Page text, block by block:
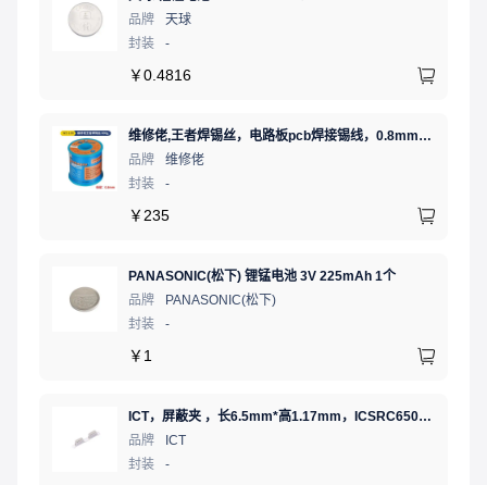
品牌
天球
封装
-
￥0.4816
维修佬,王者焊锡丝，电路板pcb焊接锡线，0.8mm800g,1个
品牌
维修佬
封装
-
￥ 235
PANASONIC(松下) 锂锰电池 3V 225mAh 1个
品牌
PANASONIC(松下)
封装
-
￥ 1
ICT，屏蔽夹 ，长6.5mm*高1.17mm，ICSRC6508-015SFR
品牌
ICT
封装
-